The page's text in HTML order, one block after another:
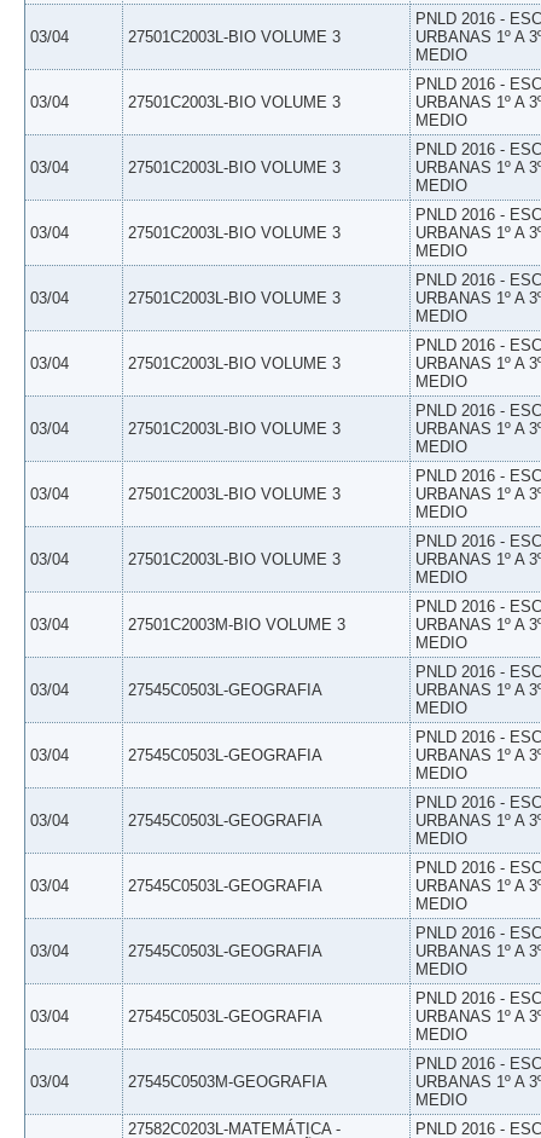
03/04 27501C2003L-BIO VOLUME 3
PNLD 2016 -
URBANAS 1º A
MEDIO
03/04 27501C2003L-BIO VOLUME 3
PNLD 2016 -
URBANAS 1º A
MEDIO
03/04 27501C2003L-BIO VOLUME 3
PNLD 2016 -
URBANAS 1º A
MEDIO
03/04 27501C2003L-BIO VOLUME 3
PNLD 2016 -
URBANAS 1º A
MEDIO
03/04 27501C2003L-BIO VOLUME 3
PNLD 2016 -
URBANAS 1º A
MEDIO
03/04 27501C2003L-BIO VOLUME 3
PNLD 2016 -
URBANAS 1º A
MEDIO
03/04 27501C2003L-BIO VOLUME 3
PNLD 2016 -
URBANAS 1º A
MEDIO
03/04 27501C2003L-BIO VOLUME 3
PNLD 2016 -
URBANAS 1º A
MEDIO
03/04 27501C2003L-BIO VOLUME 3
PNLD 2016 -
URBANAS 1º A
MEDIO
03/04 27501C2003M-BIO VOLUME 3
PNLD 2016 -
URBANAS 1º A
MEDIO
03/04 27545C0503L-GEOGRAFIA
PNLD 2016 -
URBANAS 1º A
MEDIO
03/04 27545C0503L-GEOGRAFIA
PNLD 2016 -
URBANAS 1º A
MEDIO
03/04 27545C0503L-GEOGRAFIA
PNLD 2016 -
URBANAS 1º A
MEDIO
03/04 27545C0503L-GEOGRAFIA
PNLD 2016 -
URBANAS 1º A
MEDIO
03/04 27545C0503L-GEOGRAFIA
PNLD 2016 -
URBANAS 1º A
MEDIO
03/04 27545C0503L-GEOGRAFIA
PNLD 2016 -
URBANAS 1º A
MEDIO
03/04 27545C0503M-GEOGRAFIA
PNLD 2016 -
URBANAS 1º A
MEDIO
27582C0203L-MATEMÁTICA -
PNLD 2016 -